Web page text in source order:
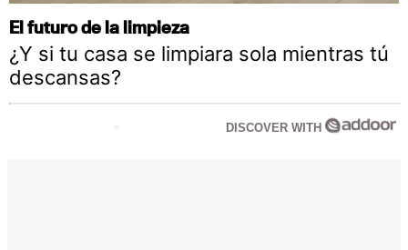
El futuro de la limpieza
¿Y si tu casa se limpiara sola mientras tú
descansas?
DISCOVER WITH